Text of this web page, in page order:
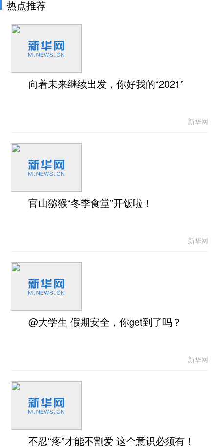
热点推荐
向着未来继续出发，你好我的“2021”
新华网
官山猕猴“冬季食堂”开饭啦！
新华网
@大学生 假期安全，你get到了吗？
新华网
不忍“疼”才能不割爱 这个意识必须有！